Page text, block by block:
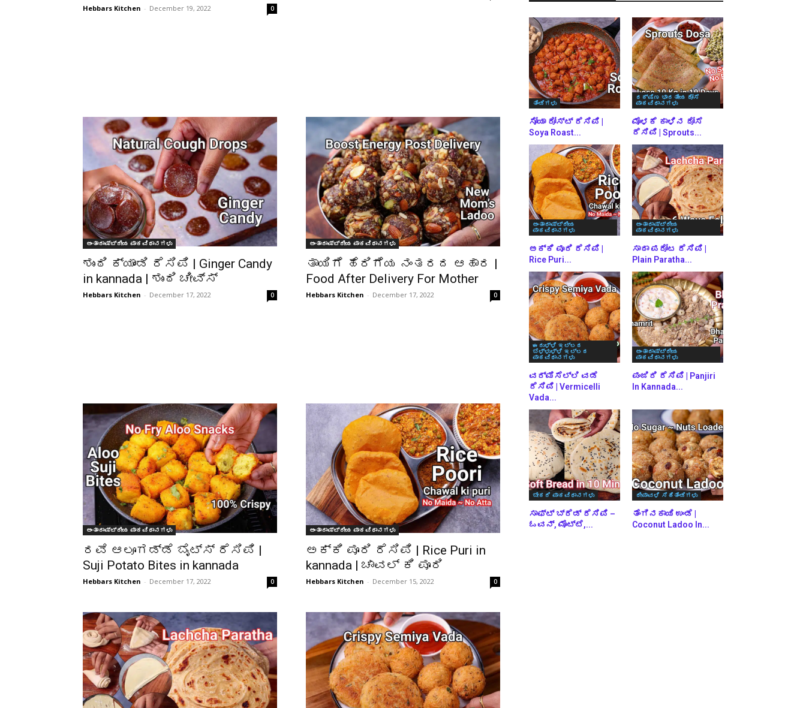
Hebbars Kitchen - December 19, 2022 0
ಅಂತಾರಾಷ್ಟ್ರೀಯ ಪಾಕವಿಧಾನಗಳು
ಶುಂಠಿ ಕ್ಯಾಂಡಿ ರೆಸಿಪಿ | Ginger Candy
in kannada | ಶುಂಠಿ ಚೀವ್ಸ್
Hebbars Kitchen - December 17, 2022 0
ಅಂತಾರಾಷ್ಟ್ರೀಯ ಪಾಕವಿಧಾನಗಳು
ತಾಯಿಗೆ ಹೆರಿಗೆಯ ನಂತರದ ಆಹಾರ |
Food After Delivery For Mother
Hebbars Kitchen - December 17, 2022 0
ಅಂತಾರಾಷ್ಟ್ರೀಯ ಪಾಕವಿಧಾನಗಳು
ರವೆ ಆಲೂಗಡ್ಡೆ ಬೈಟ್ಸ್ ರೆಸಿಪಿ |
Suji Potato Bites in kannada
Hebbars Kitchen - December 17, 2022 0
ಅಂತಾರಾಷ್ಟ್ರೀಯ ಪಾಕವಿಧಾನಗಳು
ಅಕ್ಕಿ ಪೂರಿ ರೆಸಿಪಿ | Rice Puri in
kannada | ಚಾವಲ್ ಕಿ ಪೂರಿ
Hebbars Kitchen - December 15, 2022 0
ತಿಂಡಿಗಳು
ಸೋಯಾ ರೋಸ್ಟ್ ರೆಸಿಪಿ |
Soya Roast...
ದಕ್ಷಿಣ ಭಾರತೀಯ ದೋಸೆ
ಪಾಕವಿಧಾನಗಳು
ಮೊಳಕೆ ಕಾಳಿನ ದೋಸೆ
ರೆಸಿಪಿ | Sprouts...
ಅಂತಾರಾಷ್ಟ್ರೀಯ
ಪಾಕವಿಧಾನಗಳು
ಅಕ್ಕಿ ಪೂರಿ ರೆಸಿಪಿ |
Rice Puri...
ಅಂತಾರಾಷ್ಟ್ರೀಯ
ಪಾಕವಿಧಾನಗಳು
ಸಾದಾ ಪರೋಟ ರೆಸಿಪಿ |
Plain Paratha...
ಈರುಳ್ಳಿ ಇಲ್ಲದ
ಬೆಳ್ಳುಳ್ಳಿ ಇಲ್ಲದ
ಪಾಕವಿಧಾನಗಳು
ವರ್ಮಿಸೆಲ್ಲಿ ವಡೆ
ರೆಸಿಪಿ | Vermicelli
Vada...
ಅಂತಾರಾಷ್ಟ್ರೀಯ
ಪಾಕವಿಧಾನಗಳು
ಪಂಜಿರಿ ರೆಸಿಪಿ | Panjiri
In Kannada...
ಬೇಕರಿ ಪಾಕವಿಧಾನಗಳು
ಸಾಫ್ಟ್ ಬ್ರೆಡ್ ರೆಸಿಪಿ –
ಓವನ್, ಮೊಟ್ಟೆ,...
ದೀಪಾವಳಿ ಸಿಹಿತಿಂಡಿಗಳು
ತೆಂಗಿನಕಾಯಿ ಉಂಡೆ |
Coconut Ladoo In...